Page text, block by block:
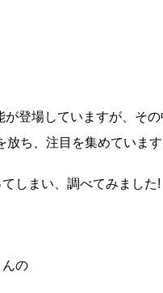
登場していますが、そ
放ち、注目を集めています
しまい、調べてみました!
んの